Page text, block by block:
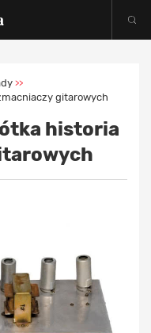
>>
gitarowych
historia